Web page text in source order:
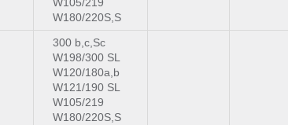
W105/219
W180/220S,S
300 b,c,Sc
W198/300 SL
W120/180a,b
W121/190 SL
W105/219
W180/220S,S